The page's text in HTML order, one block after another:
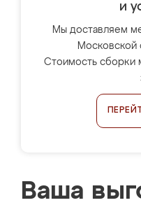
и
Мы доставляем
Московской
Стоимость сборки
Ваша